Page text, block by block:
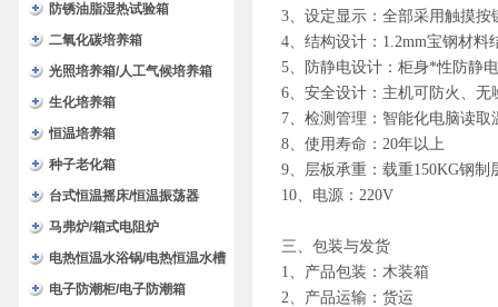
防锈油脂湿热试验箱
二氧化碳培养箱
光照培养箱/人工气候培养箱
生化培养箱
恒温培养箱
种子老化箱
台式恒温摇床/恒温振荡器
马弗炉/箱式电阻炉
电热恒温水浴锅/电热恒温水槽
电子防潮柜/电子防潮箱
3、 设定显示：全部采用触摸按
4、 结构设计：1.2mm宝钢材料
5、
防静电设计：柜身*性防静
6、 安全设计：主机可防火、无
7、 检测管理：智能化电脑读取
8、 使用寿命：20年以上
9、层板承重：载重150KG钢制
10、电源：220V
三 、包装与发货
1、产品包装：木装箱
2、产品运输：货运